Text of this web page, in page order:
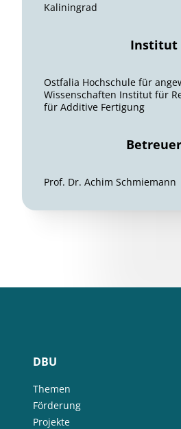
Kaliningrad
Institut
Ostfalia Hochschule für
Wissenschaften Institut für
für Additive Fertigung
Betreuer
Prof. Dr. Achim Schmiemann
DBU
Themen
Förderung
Projekte